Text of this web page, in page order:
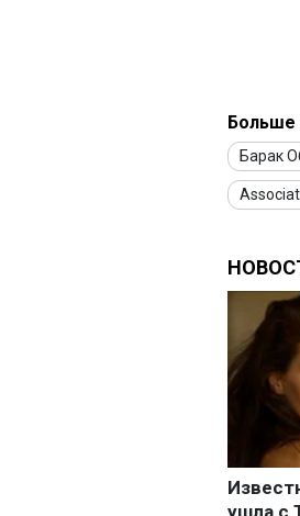
Больше
Барак